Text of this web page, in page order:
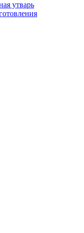
утварь